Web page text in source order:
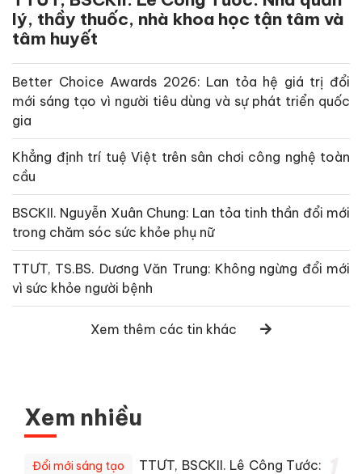
lý, thầy thuốc, nhà khoa học tận tâm và
tâm huyết
Better Choice Awards 2026: Lan tỏa hệ giá trị đổi
mới sáng tạo vì người tiêu dùng và sự phát triển quốc
gia
Khẳng định trí tuệ Việt trên sân chơi công nghệ toàn
cầu
BSCKII. Nguyễn Xuân Chung: Lan tỏa tinh thần đổi mới
trong chăm sóc sức khỏe phụ nữ
TTƯT, TS.BS. Dương Văn Trung: Không ngừng đổi mới
vì sức khỏe người bệnh
Xem thêm các tin khác
Xem nhiều
Đổi mới sáng tạo
TTƯT, BSCKII. Lê Công Tước: